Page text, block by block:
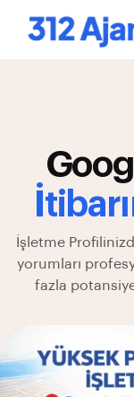
İşletme
yorumları
fazla